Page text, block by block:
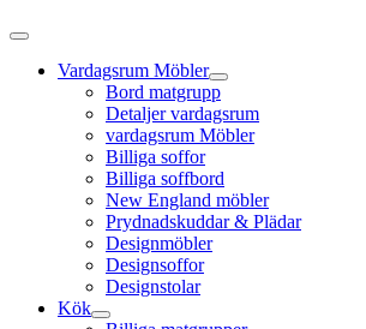
Vardagsrum Möbler
Bord matgrupp
Detaljer vardagsrum
vardagsrum Möbler
Billiga soffor
Billiga soffbord
New England möbler
Prydnadskuddar & Plädar
Designmöbler
Designsoffor
Designstolar
Kök